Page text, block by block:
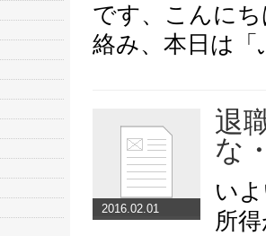
です、こんに
絡み、本日は
2016.02.01
退
な
い
所